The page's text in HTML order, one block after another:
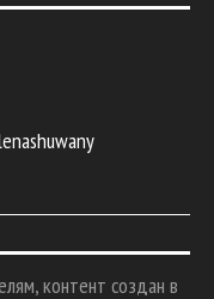
контент создан в